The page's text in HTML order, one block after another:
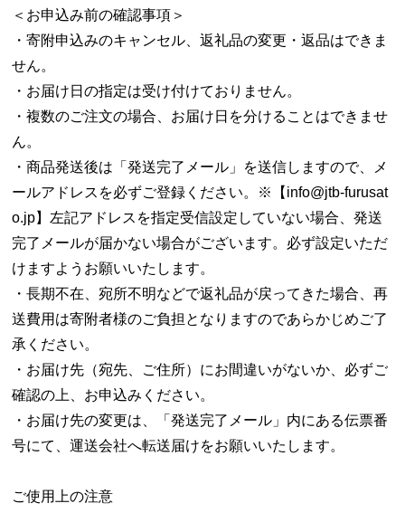
＜お申込み前の確認事項＞
・寄附申込みのキャンセル、返礼品の変更・返品はできま
せん。
・お届け日の指定は受け付けておりません。
・複数のご注文の場合、お届け日を分けることはできませ
ん。
・商品発送後は「発送完了メール」を送信しますので、メ
ールアドレスを必ずご登録ください。※【info@jtb-furusat
o.jp】左記アドレスを指定受信設定していない場合、発送
完了メールが届かない場合がございます。必ず設定いただ
けますようお願いいたします。
・長期不在、宛所不明などで返礼品が戻ってきた場合、再
送費用は寄附者様のご負担となりますのであらかじめご了
承ください。
・お届け先（宛先、ご住所）にお間違いがないか、必ずご
確認の上、お申込みください。
・お届け先の変更は、「発送完了メール」内にある伝票番
号にて、運送会社へ転送届けをお願いいたします。
ご使用上の注意